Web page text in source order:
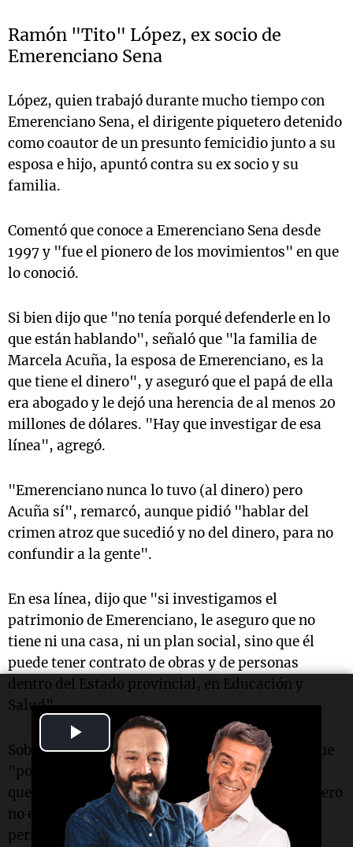
Play
Video
Ramón "Tito" López, ex socio de
Emerenciano Sena
López, quien trabajó durante mucho tiempo con
Emerenciano Sena, el dirigente piquetero detenido
como coautor de un presunto femicidio junto a su
esposa e hijo, apuntó contra su ex socio y su
familia.
Comentó que conoce a Emerenciano Sena desde
1997 y "fue el pionero de los movimientos" en que
lo conoció.
Si bien dijo que "no tenía porqué defenderle en lo
que están hablando", señaló que "la familia de
Marcela Acuña, la esposa de Emerenciano, es la
que tiene el dinero", y aseguró que el papá de ella
era abogado y le dejó una herencia de al menos 20
millones de dólares. "Hay que investigar de esa
línea", agregó.
"Emerenciano nunca lo tuvo (al dinero) pero
Acuña sí", remarcó, aunque pidió "hablar del
crimen atroz que sucedió y no del dinero, para no
confundir a la gente".
En esa línea, dijo que "si investigamos el
patrimonio de Emerenciano, le aseguro que no
tiene ni una casa, ni un plan social, sino que él
puede tener contrato de obras y de personas
dentro del Estado provincial, en Educación y
Salud".
Sobre su separación de Emerenciano, dijo que fue
"porque Marcela no es de nuestra clase social y
quería dirigirnos y nosotros lo seguíamos a él pero
no estábamos de acuerdo con que venga otra
persona que no sepa lo que es la pobreza y el